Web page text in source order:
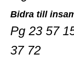
Bidra till
Pg 23 57
37 72